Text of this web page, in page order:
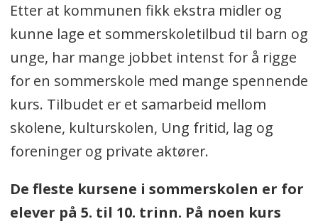
Etter at kommunen fikk ekstra midler og
kunne lage et sommerskoletilbud til barn og
unge, har mange jobbet intenst for å rigge
for en sommerskole med mange spennende
kurs. Tilbudet er et samarbeid mellom
skolene, kulturskolen, Ung fritid, lag og
foreninger og private aktører.
De fleste kursene i sommerskolen er for
elever på 5. til 10. trinn. På noen kurs